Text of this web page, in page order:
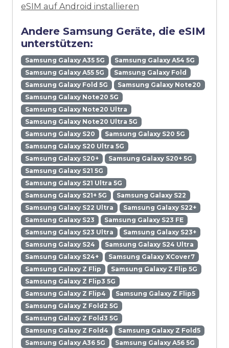
eSIM auf Android installieren
Andere Samsung Geräte, die eSIM
unterstützen:
Samsung Galaxy A35 5G
Samsung Galaxy A54 5G
Samsung Galaxy A55 5G
Samsung Galaxy Fold
Samsung Galaxy Fold 5G
Samsung Galaxy Note20
Samsung Galaxy Note20 5G
Samsung Galaxy Note20 Ultra
Samsung Galaxy Note20 Ultra 5G
Samsung Galaxy S20
Samsung Galaxy S20 5G
Samsung Galaxy S20 Ultra 5G
Samsung Galaxy S20+
Samsung Galaxy S20+ 5G
Samsung Galaxy S21 5G
Samsung Galaxy S21 Ultra 5G
Samsung Galaxy S21+ 5G
Samsung Galaxy S22
Samsung Galaxy S22 Ultra
Samsung Galaxy S22+
Samsung Galaxy S23
Samsung Galaxy S23 FE
Samsung Galaxy S23 Ultra
Samsung Galaxy S23+
Samsung Galaxy S24
Samsung Galaxy S24 Ultra
Samsung Galaxy S24+
Samsung Galaxy XCover7
Samsung Galaxy Z Flip
Samsung Galaxy Z Flip 5G
Samsung Galaxy Z Flip3 5G
Samsung Galaxy Z Flip4
Samsung Galaxy Z Flip5
Samsung Galaxy Z Fold2 5G
Samsung Galaxy Z Fold3 5G
Samsung Galaxy Z Fold4
Samsung Galaxy Z Fold5
Samsung Galaxy A36 5G
Samsung Galaxy A56 5G